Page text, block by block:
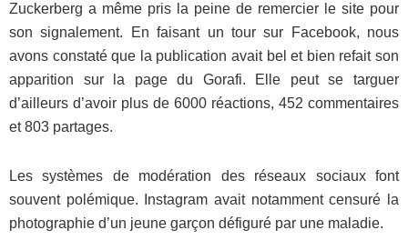
Zuckerberg a même pris la peine de remercier le site pour
son signalement. En faisant un tour sur Facebook, nous
avons constaté que la publication avait bel et bien refait son
apparition sur la page du Gorafi. Elle peut se targuer
d’ailleurs d’avoir plus de 6000 réactions, 452 commentaires
et 803 partages.
Les systèmes de modération des réseaux sociaux font
souvent polémique. Instagram avait notamment censuré la
photographie d’un jeune garçon défiguré par une maladie.